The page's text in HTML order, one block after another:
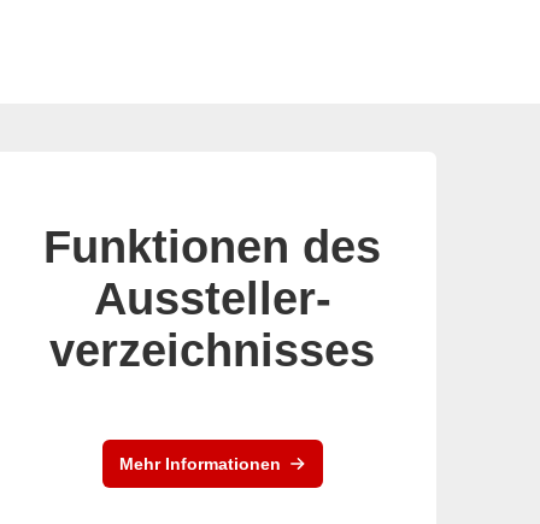
Funktionen des
Aussteller-
verzeichnisses
Mehr Informationen